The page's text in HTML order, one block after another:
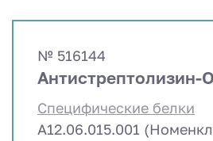
№ 516144
Антистрептолизин-
Специфические белки
A12.06.015.001